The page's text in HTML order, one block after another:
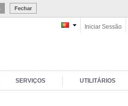
Fechar
Iniciar Sessão
SERVIÇOS UTILITÁRIOS